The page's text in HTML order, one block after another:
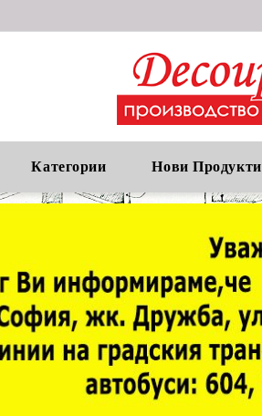
Категории Нови Продукти